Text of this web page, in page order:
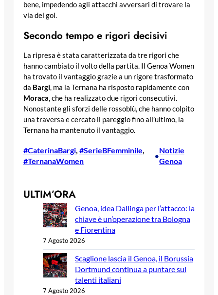
bene, impedendo agli attacchi avversari di trovare la
via del gol.
Secondo tempo e rigori decisivi
La ripresa è stata caratterizzata da tre rigori che
hanno cambiato il volto della partita. Il Genoa Women
ha trovato il vantaggio grazie a un rigore trasformato
da Bargi, ma la Ternana ha risposto rapidamente con
Moraca, che ha realizzato due rigori consecutivi.
Nonostante gli sforzi delle rossoblù, che hanno colpito
una traversa e cercato il pareggio fino all’ultimo, la
Ternana ha mantenuto il vantaggio.
#CaterinaBargi #SerieBFemminile
#TernanaWomen
•
Notizie
Genoa
ULTIM’ORA
Genoa, idea Dallinga per l’attacco: la
chiave è un’operazione tra Bologna
e Fiorentina
7 Agosto 2026
Scaglione lascia il Genoa, il Borussia
Dortmund continua a puntare sui
talenti italiani
7 Agosto 2026